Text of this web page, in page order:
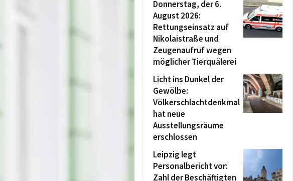
Donnerstag, der 6.
August 2026:
Rettungseinsatz auf
Nikolaistraße und
Zeugenaufruf wegen
möglicher Tierquälerei
Licht ins Dunkel der
Gewölbe:
Völkerschlachtdenkmal
hat neue
Ausstellungsräume
erschlossen
Leipzig legt
Personalbericht vor:
Zahl der Beschäftigten